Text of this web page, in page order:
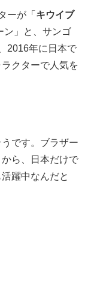
ーが「 キウイブ
ン」と、サンゴ
2016年に日本で
クターで人気を
です。ブラザー
ら、日本だけで
躍中なんだと